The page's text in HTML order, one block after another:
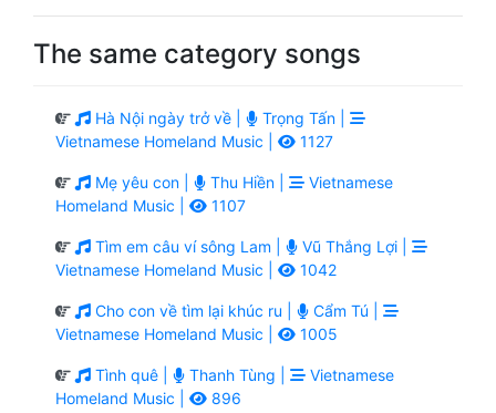
The same category songs
Hà Nội ngày trở về |
Trọng Tấn |
Vietnamese Homeland Music |
1127
Mẹ yêu con | Thu Hiền |
Vietnamese
Homeland Music |
1107
Tìm em câu ví sông Lam |
Vũ Thắng Lợi |
Vietnamese Homeland Music |
1042
Cho con về tìm lại khúc ru |
Cẩm Tú |
Vietnamese Homeland Music |
1005
Tình quê | Thanh Tùng |
Vietnamese
Homeland Music |
896